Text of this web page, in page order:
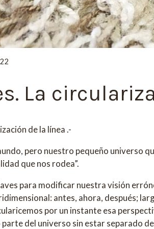
La
de la línea .-
pero nuestro pequeño universo
que nos rodea”.
para modificar nuestra visión
antes, ahora, después;
por un instante esa
del universo sin estar separado